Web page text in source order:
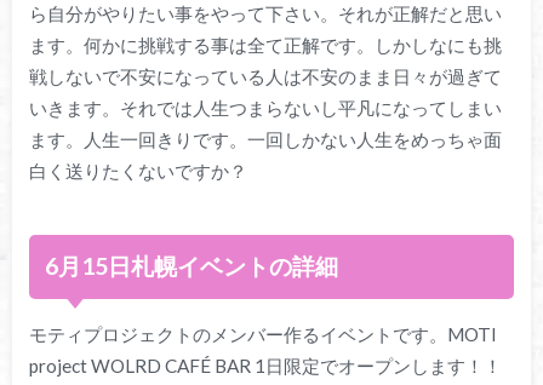
ら自分がやりたい事をやって下さい。それが正解だと思い
ます。何かに挑戦する事は全て正解です。しかしなにも挑
戦しないで不安になっている人は不安のまま日々が過ぎて
いきます。それでは人生つまらないし平凡になってしまい
ます。人生一回きりです。一回しかない人生をめっちゃ面
白く送りたくないですか？
6月 15日札幌イベントの詳細
モティプロジェクトのメンバー作るイベントです。 MOTI
project WOLRD CAFÉ BAR 1 日限定でオープンします！！